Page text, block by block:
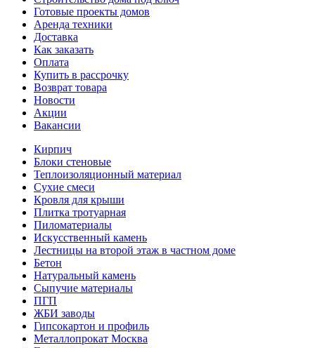
Готовые проекты домов
Аренда техники
Доставка
Как заказать
Оплата
Купить в рассрочку
Возврат товара
Новости
Акции
Вакансии
Кирпич
Блоки стеновые
Теплоизоляционный материал
Сухие смеси
Кровля для крыши
Плитка тротуарная
Пиломатериалы
Искусственный камень
Лестницы на второй этаж в частном доме
Бетон
Натуральный камень
Сыпучие материалы
ПГП
ЖБИ заводы
Гипсокартон и профиль
Металлопрокат Москва